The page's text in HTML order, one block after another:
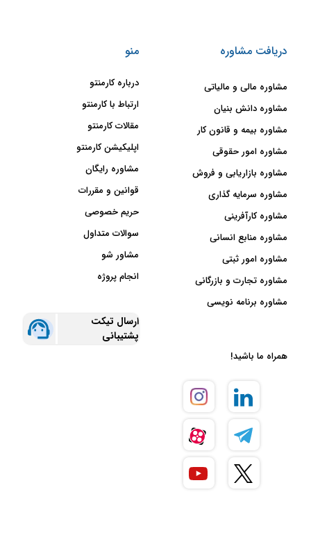
دریافت مشاوره
مشاوره مالی و مالیاتی
مشاوره دانش بنیان
مشاوره بیمه و قانون کار
مشاوره امور حقوقی
مشاوره بازاریابی و فروش
مشاوره سرمایه گذاری
مشاوره کارآفرینی
مشاوره منابع انسانی
مشاوره امور ثبتی
مشاوره تجارت و بازرگانی
مشاوره برنامه نویسی
منو
درباره کارمنتو
ارتباط با کارمنتو
مقالات کارمنتو
اپلیکیشن کارمنتو
مشاوره رایگان
قوانین و مقررات
حریم خصوصی
سوالات متداول
مشاور شو
انجام پروژه
ارسال تیکت
پشتیبانی
همراه ما باشید!